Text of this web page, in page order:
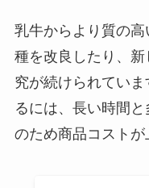
乳牛からより質の
種を改良したり、
究が続けられてい
るには、長い時間
のため商品コストが